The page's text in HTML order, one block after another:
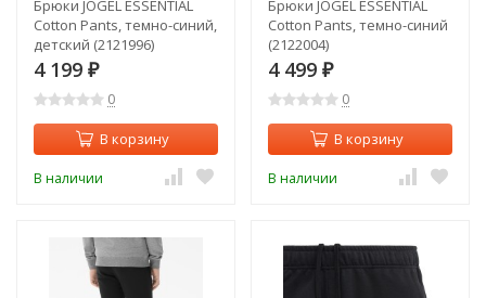
Брюки JOGEL ESSENTIAL
Cotton Pants, темно-синий,
детский (2121996)
4 199 ₽
0
В корзину
В наличии
Брюки JOGEL ESSENTIAL
Cotton Pants, темно-синий
(2122004)
4 499 ₽
0
В корзину
В наличии